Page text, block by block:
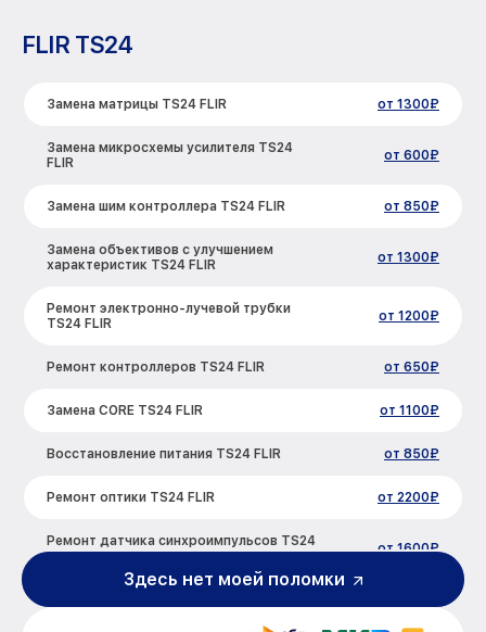
FLIR TS24
Замена матрицы TS24 FLIR от 1300₽
Замена микросхемы усилителя TS24
FLIR
от 600₽
Замена шим контроллера TS24 FLIR от 850₽
Замена объективов с улучшением
характеристик TS24 FLIR
от 1300₽
Ремонт электронно-лучевой трубки
TS24 FLIR
от 1200₽
Ремонт контроллеров TS24 FLIR от 650₽
Замена CORE TS24 FLIR от 1100₽
Восстановление питания TS24 FLIR от 850₽
Ремонт оптики TS24 FLIR от 2200₽
Ремонт датчика синхроимпульсов TS24
FLIR
от 1600₽
от 900₽
Здесь нет моей поломки